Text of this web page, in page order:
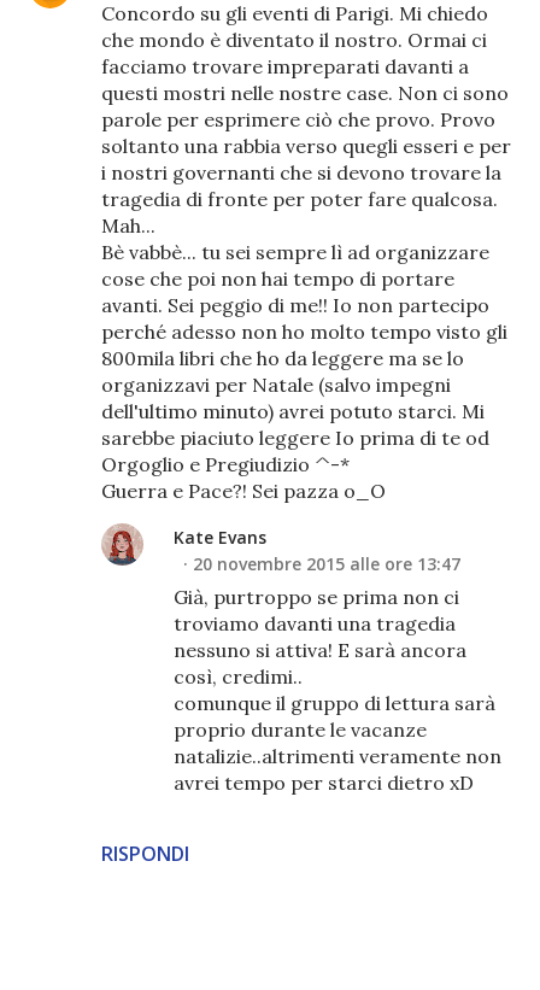
Concordo su gli eventi di Parigi. Mi chiedo
che mondo è diventato il nostro. Ormai ci
facciamo trovare impreparati davanti a
questi mostri nelle nostre case. Non ci sono
parole per esprimere ciò che provo. Provo
soltanto una rabbia verso quegli esseri e per
i nostri governanti che si devono trovare la
tragedia di fronte per poter fare qualcosa.
Mah...
Bè vabbè... tu sei sempre lì ad organizzare
cose che poi non hai tempo di portare
avanti. Sei peggio di me!! Io non partecipo
perché adesso non ho molto tempo visto gli
800mila libri che ho da leggere ma se lo
organizzavi per Natale (salvo impegni
dell'ultimo minuto) avrei potuto starci. Mi
sarebbe piaciuto leggere Io prima di te od
Orgoglio e Pregiudizio ^-*
Guerra e Pace?! Sei pazza o_O
RISPONDI
Kate Evans
20 novembre 2015 alle ore 13:47
Già, purtroppo se prima non ci
troviamo davanti una tragedia
nessuno si attiva! E sarà ancora
così, credimi..
comunque il gruppo di lettura sarà
proprio durante le vacanze
natalizie..altrimenti veramente non
avrei tempo per starci dietro xD